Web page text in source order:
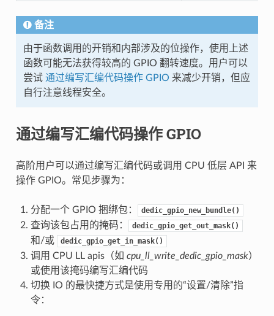
备注
由于函数调用的开销和内部涉及的位操作，使用上述
函数可能无法获得较高的 GPIO 翻转速度。用户可以
尝试 通过编写汇编代码操作 GPIO 来减少开销，但应
自行注意线程安全。
通过编写汇编代码操作 GPIO
高阶用户可以通过编写汇编代码或调用 CPU 低层 API 来
操作 GPIO。常见步骤为：
分配一个 GPIO 捆绑包： dedic_gpio_new_bundle()
查询该包占用的掩码： dedic_gpio_get_out_mask()
和/或 dedic_gpio_get_in_mask()
调用 CPU LL apis（如 cpu_ll_write_dedic_gpio_mask）
或使用该掩码编写汇编代码
切换 IO 的最快捷方式是使用专用的“设置/清除”指
令：